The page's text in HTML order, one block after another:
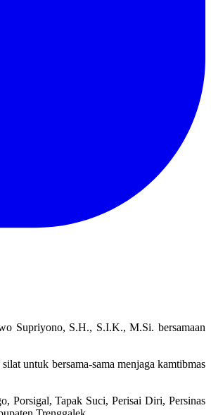
Supriyono, S.H., S.I.K., M.Si. bersamaan
untuk bersama-sama menjaga kamtibmas
Porsigal, Tapak Suci, Perisai Diri, Persinas